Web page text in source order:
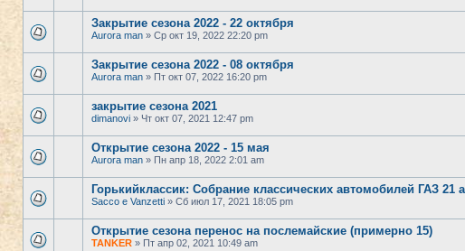
Закрытие сезона 2022 - 22 октября
Aurora man » Ср окт 19, 2022 22:20 pm
Закрытие сезона 2022 - 08 октября
Aurora man » Пт окт 07, 2022 16:20 pm
закрытие сезона 2021
dimanovi » Чт окт 07, 2021 12:47 pm
Открытие сезона 2022 - 15 мая
Aurora man » Пн апр 18, 2022 2:01 am
Горькийклассик: Собрание классических автомобилей ГАЗ 21
Sacco e Vanzetti » Сб июл 17, 2021 18:05 pm
Открытие сезона перенос на послемайские (примерно 15)
TANKER » Пт апр 02, 2021 10:49 am